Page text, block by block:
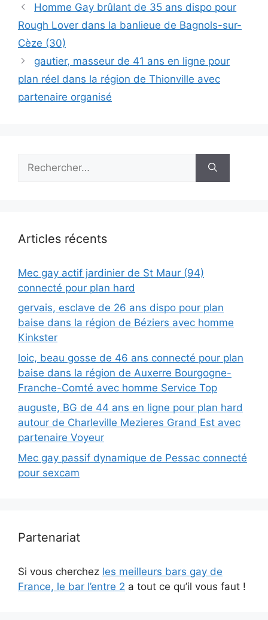
Homme Gay brûlant de 35 ans dispo pour
Rough Lover dans la banlieue de Bagnols-sur-
Cèze (30)
gautier, masseur de 41 ans en ligne pour
plan réel dans la région de Thionville avec
partenaire organisé
Articles récents
Mec gay actif jardinier de St Maur (94)
connecté pour plan hard
gervais, esclave de 26 ans dispo pour plan
baise dans la région de Béziers avec homme
Kinkster
loic, beau gosse de 46 ans connecté pour plan
baise dans la région de Auxerre Bourgogne-
Franche-Comté avec homme Service Top
auguste, BG de 44 ans en ligne pour plan hard
autour de Charleville Mezieres Grand Est avec
partenaire Voyeur
Mec gay passif dynamique de Pessac connecté
pour sexcam
Partenariat
Si vous cherchez les meilleurs bars gay de
France, le bar l’entre 2 a tout ce qu’il vous faut !